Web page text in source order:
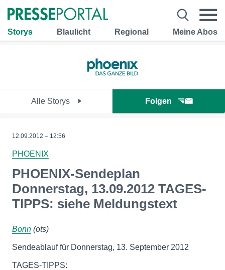
Storys Blaulicht Regional Meine Abos
Alle Storys Folgen
12.09.2012 – 12:56
PHOENIX
PHOENIX-Sendeplan
Donnerstag, 13.09.2012 TAGES-
TIPPS: siehe Meldungstext
Bonn (ots)
Sendeablauf für Donnerstag, 13. September 2012
TAGES-TIPPS: